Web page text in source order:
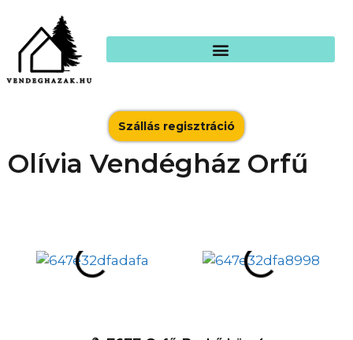
Szállás regisztráció
Olívia Vendégház Orfű